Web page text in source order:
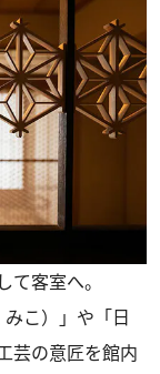
客室へ。
こ）」や「日
芸の意匠を館内